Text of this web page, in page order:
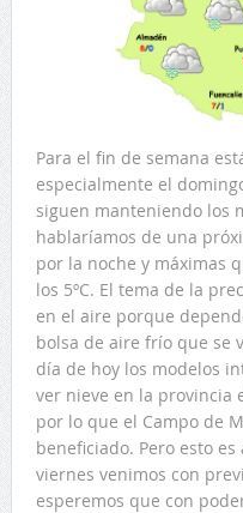
Para el fin de semana
especialmente el
siguen manteniendo los
hablaríamos de una
por la noche y máximas
los 5ºC. El tema de la
en el aire porque
bolsa de aire frío que se
día de hoy los modelos
ver nieve en la provincia
por lo que el Campo de
beneficiado. Pero esto
viernes venimos con
esperemos que con